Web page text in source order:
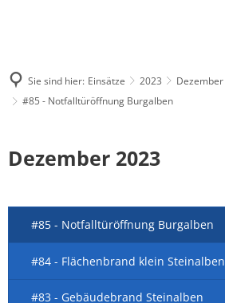
Sie sind hier: Einsätze 2023
Dezember
#85 - Notfalltüröffnung Burgalben
Dezember 2023
#85 - Notfalltüröffnung Burgalben
#84 - Flächenbrand klein Steinalben
#83 - Gebäudebrand Steinalben